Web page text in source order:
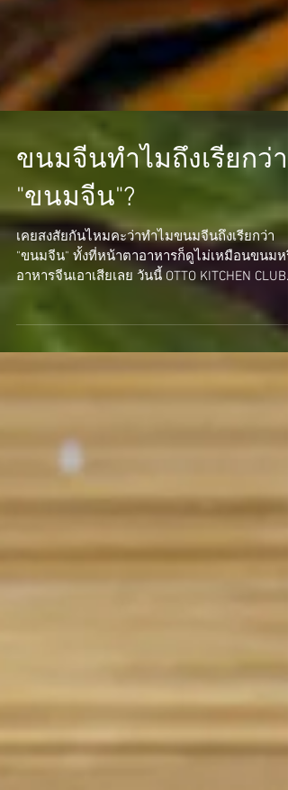
ขนมจีนทำไมถึงเรียกว่า
"ขนมจีน"?
เคยสงสัยกันไหมคะว่าทำไมขนมจีนถึงเรียกว่า
"ขนมจีน" ทั้งที่หน้าตาอาหารก็ดูไม่เหมือนขนมห
อาหารจีนเอาเสียเลย วันนี้ OTTO KITCHEN CLUB...